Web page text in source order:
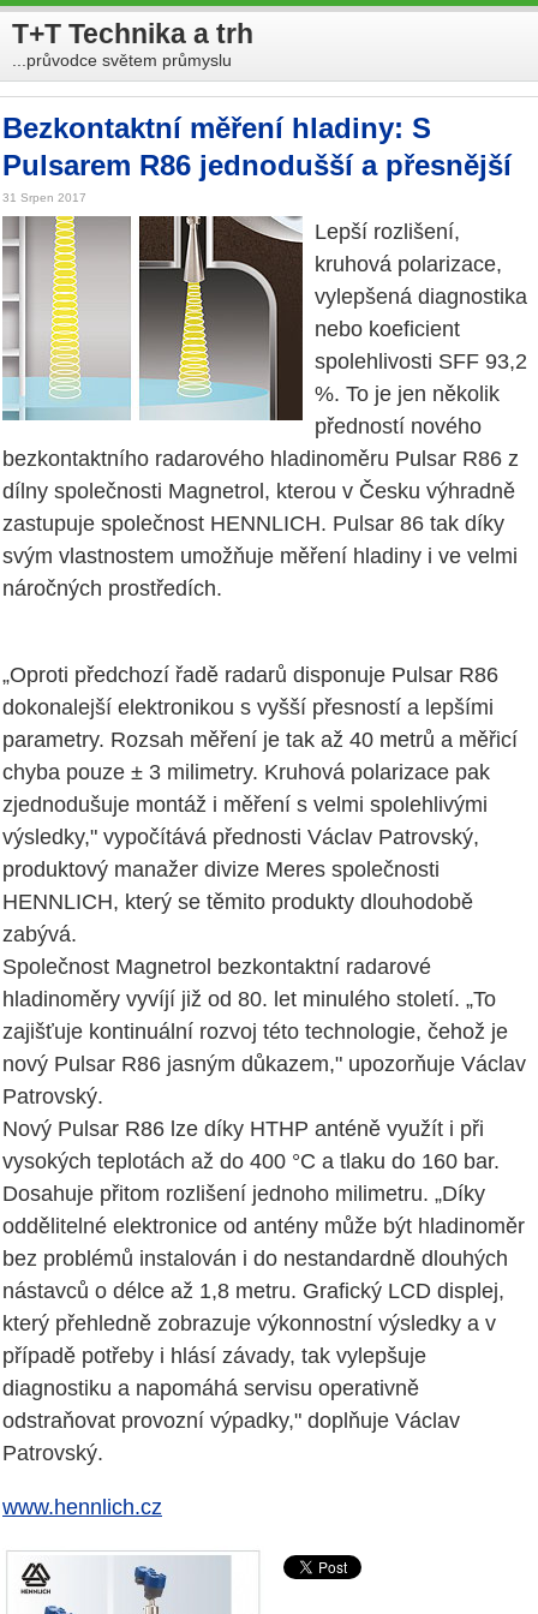
T+T Technika a trh
...průvodce světem průmyslu
Bezkontaktní měření hladiny: S
Pulsarem R86 jednodušší a přesnější
31 Srpen 2017
Lepší rozlišení,
kruhová polarizace,
vylepšená diagnostika
nebo koeficient
spolehlivosti SFF 93,2
%. To je jen několik
předností nového
bezkontaktního radarového hladinoměru Pulsar R86 z
dílny společnosti Magnetrol, kterou v Česku výhradně
zastupuje společnost HENNLICH. Pulsar 86 tak díky
svým vlastnostem umožňuje měření hladiny i ve velmi
náročných prostředích.
„Oproti předchozí řadě radarů disponuje Pulsar R86
dokonalejší elektronikou s vyšší přesností a lepšími
parametry. Rozsah měření je tak až 40 metrů a měřicí
chyba pouze ± 3 milimetry. Kruhová polarizace pak
zjednodušuje montáž i měření s velmi spolehlivými
výsledky," vypočítává přednosti Václav Patrovský,
produktový manažer divize Meres společnosti
HENNLICH, který se těmito produkty dlouhodobě
zabývá.
Společnost Magnetrol bezkontaktní radarové
hladinoměry vyvíjí již od 80. let minulého století. „To
zajišťuje kontinuální rozvoj této technologie, čehož je
nový Pulsar R86 jasným důkazem," upozorňuje Václav
Patrovský.
Nový Pulsar R86 lze díky HTHP anténě využít i při
vysokých teplotách až do 400 °C a tlaku do 160 bar.
Dosahuje přitom rozlišení jednoho milimetru. „Díky
oddělitelné elektronice od antény může být hladinoměr
bez problémů instalován i do nestandardně dlouhých
nástavců o délce až 1,8 metru. Grafický LCD displej,
který přehledně zobrazuje výkonnostní výsledky a v
případě potřeby i hlásí závady, tak vylepšuje
diagnostiku a napomáhá servisu operativně
odstraňovat provozní výpadky," doplňuje Václav
Patrovský.
www.hennlich.cz